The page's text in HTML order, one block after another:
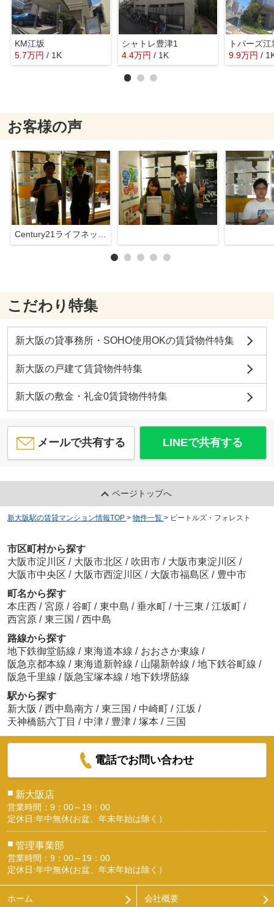
KM江坂
5.7万円 / 1K
シャトレ豊津1
4.4万円 / 1K
トパーズ江
9.9万円 /
お客様の声
こだわり特集
新大阪の貸事務所・SOHO使用OKの賃貸物件特集
新大阪の戸建て賃貸物件特集
新大阪の敷金・礼金0賃貸物件特集
メールで共有する LINEで共有する
ページトップへ
新大阪駅の賃貸マンション情報TOP > 物件一覧 > ビートルズ・フォレスト
市区町村から探す
大阪市淀川区 / 大阪市北区 / 吹田市 / 大阪市東淀川区 /
大阪市中央区 / 大阪市西淀川区 / 大阪市福島区 / 豊中市
町名から探す
本庄西 / 宮原 / 谷町 / 東中島 / 垂水町 / 十三東 / 江坂町 /
西宮原 / 東三国 / 西中島
路線から探す
地下鉄御堂筋線 / 東海道本線 / おおさか東線 /
阪急京都本線 / 東海道新幹線 / 山陽新幹線 / 地下鉄谷町線 /
阪急千里線 / 阪急宝塚本線 / 地下鉄堺筋線
駅から探す
新大阪 / 西中島南方 / 東三国 / 中崎町 / 江坂 /
天神橋筋六丁目 / 中津 / 豊津 / 塚本 / 三国
電話でお問い合わせ
■ 新大阪店
営業時間：9：00～19：00
定休日:年中無休(お盆、年末年始は除く）
■ 管理事業部
営業時間：9：00～19：00
定休日:年中無休(お盆、年末年始は除く）
ホーム 会社概要